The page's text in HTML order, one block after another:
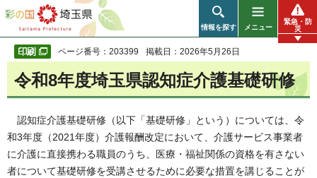
彩の国 埼玉県
情報を探す メニュー
緊急・防
災
ページ番号：203399 掲載日：2026年5月26日
令和8年度埼玉県認知症介護基礎研修
認知症介護基礎研修（以下「基礎研修」という）については、令
和3年度（2021年度）介護報酬改定において、介護サービス事業者
に介護に直接携わる職員のうち、医療・福祉関係の資格を有さない
者について基礎研修を受講させるために必要な措置を講じることが